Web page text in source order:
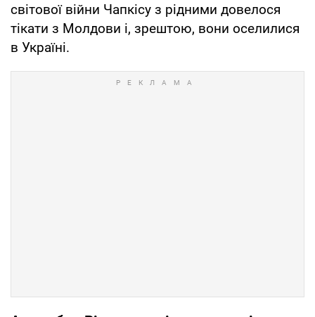
світової війни Чапкісу з рідними довелося
тікати з Молдови і, зрештою, вони оселилися
в Україні.